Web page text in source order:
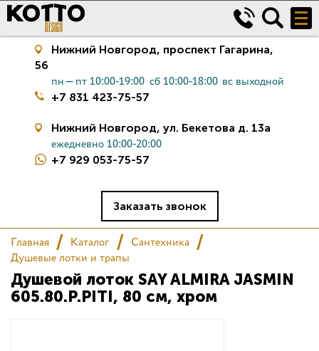
Керамическая плитка
Салон
Сертификаты
Нижний Новгород, проспект Гагарина,
56
пн—пт 10:00-19:00 сб 10:00-18:00 вс выходной
+7 831 423-75-57
Нижний Новгород, ул. Бекетова д. 13а
ежедневно 10:00-20:00
+7 929 053-75-57
Заказать звонок
Главная Каталог
Сантехника
Душевые лотки и трапы
Душевой лоток SAY ALMIRA JASMIN
605.80.P.PITI, 80 см, хром